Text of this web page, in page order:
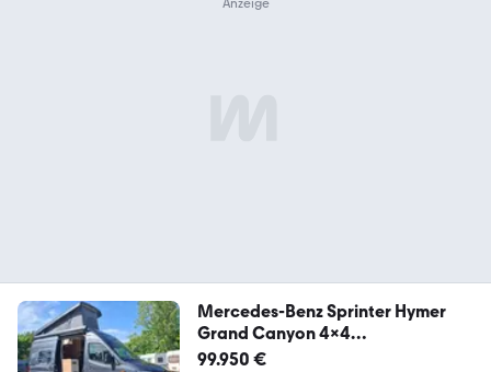
Mercedes-Benz Sprinter Hymer
Grand Canyon 4x4
Vollausstattung
99.950 €